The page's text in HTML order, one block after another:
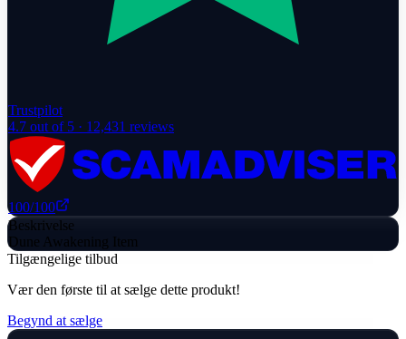
Trustpilot
4.7 out of 5 · 12,431 reviews
100/100
Beskrivelse
Dune Awakening Item
Tilgængelige tilbud
Vær den første til at sælge dette produkt!
Begynd at sælge